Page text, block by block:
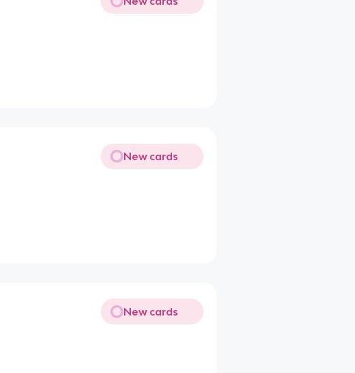
New cards
New cards